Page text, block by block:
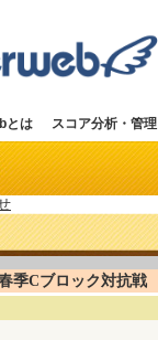
とは スコア分析・管理
季Cブロック対抗戦